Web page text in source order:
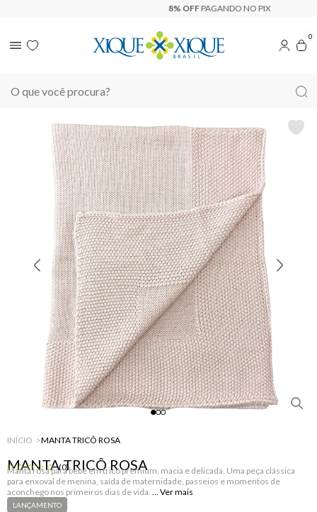
PAGANDO NO PIX
0
INÍCIO MANTA TRICÔ ROSA
MANTA TRICÔ ROSA
(0)
Manta rosa para bebê em tricô premium, macia e delicada. Uma peça clássica
para enxoval de menina, saída de maternidade, passeios e momentos de
aconchego nos primeiros dias de vida.
LANÇAMENTO